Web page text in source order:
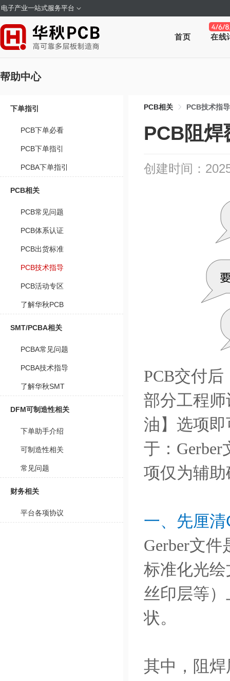
电子产业一站式服务平台
首页 在线
帮助中心
下单指引
PCB下单必看
PCB下单指引
PCBA下单指引
PCB相关
PCB常见问题
PCB体系认证
PCB出货标准
PCB技术指导
PCB活动专区
了解华秋PCB
SMT/PCBA相关
PCBA常见问题
PCBA技术指导
了解华秋SMT
DFM可制造性相关
下单助手介绍
可制造性相关
常见问题
财务相关
平台各项协议
PCB相关 PCB技术指导
PCB阻
创建时间：
PCB交付
部分工程
油】选项
于：
项仅为辅
一、先厘
Gerber文
标准化光
丝印层等
状。
其中，阻焊